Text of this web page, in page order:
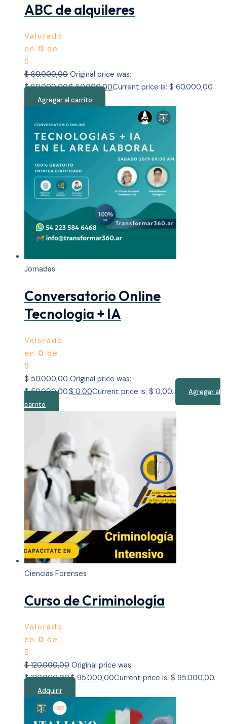
ABC de alquileres
Valorado
en 0 de
5
$80.000,00 Original price was:
$ 80.000,00.$60.000,00Current price is: $ 60.000,00.
Agregar al carrito
Jornadas
Conversatorio Online
Tecnologia + IA
Valorado
en 0 de
5
$50.000,00 Original price was:
$ 50.000,00.$ 0,00Current price is: $ 0,00.
Agregar al
carrito
Ciencias Forenses
Curso de Criminología
Valorado
en 0 de
5
$120.000,00 Original price was:
$ 120.000,00.$95.000,00Current price is: $ 95.000,00.
Adquirir